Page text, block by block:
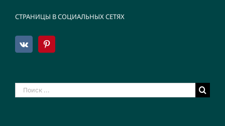
СТРАНИЦЫ В СОЦИАЛЬНЫХ СЕТЯХ
Результат
поиска: